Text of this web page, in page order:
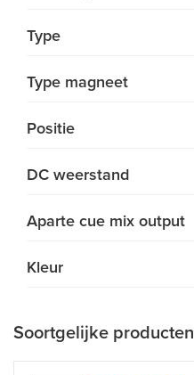
Type
Type magneet
Positie
DC weerstand
Aparte cue mix output
Kleur
Soortgelijke producten